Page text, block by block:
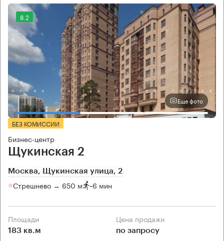
8.2
Еще фото
БЕЗ КОМИССИИ
Бизнес-центр
Щукинская 2
Москва, Щукинская улица, 2
Стрешнево → 650 м ~6 мин
Площади
183 кв.м
Цена продажи
по запросу